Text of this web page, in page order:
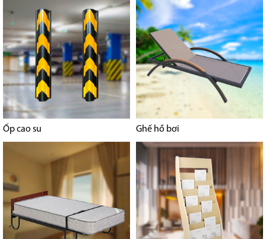
Ốp cao su Ghế hồ bơi